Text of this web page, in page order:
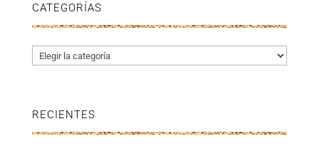
CATEGORÍAS
Categorías
RECIENTES